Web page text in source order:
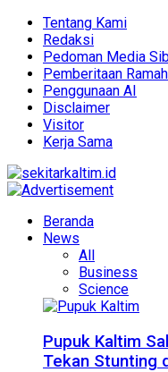
Tentang Kami
Redaksi
Pedoman Media
Pemberitaan
Penggunaan AI
Disclaimer
Visitor
Kerja Sama
Beranda
News
All
Business
Science
Pupuk Kaltim
Tekan Stunting